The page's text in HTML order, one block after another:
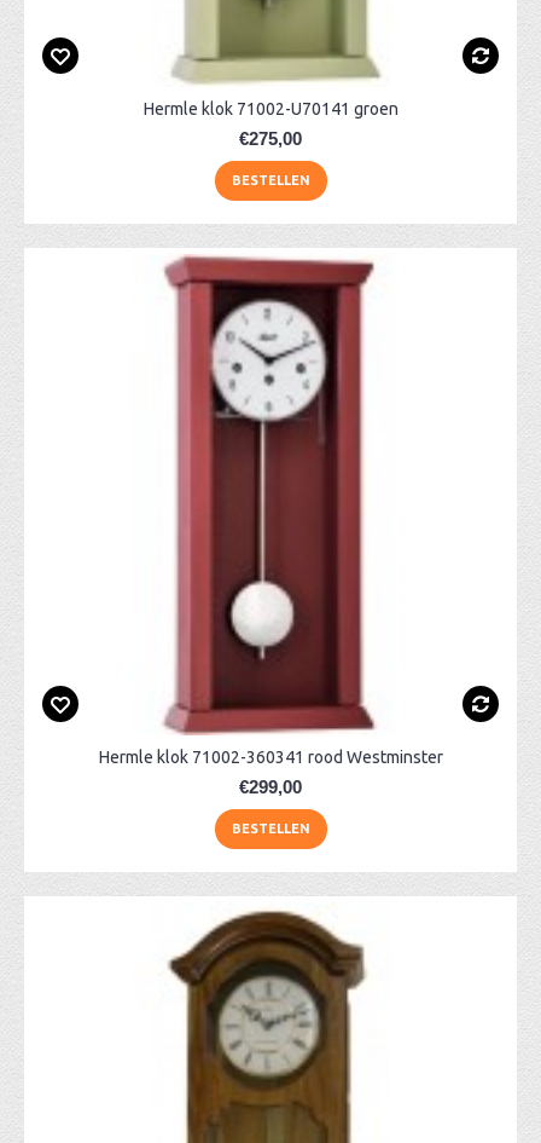
Hermle klok 71002-U70141 groen
€275,00
BESTELLEN
Hermle klok 71002-360341 rood Westminster
€299,00
BESTELLEN